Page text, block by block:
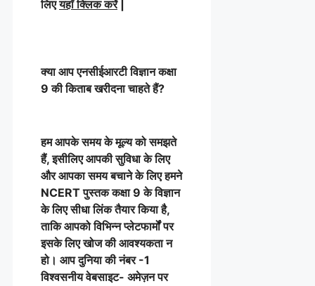
लिएयहाँ क्लिक करेें|
क्या आप एनसीईआरटी विज्ञान कक्षा
9 की किताब खरीदना चाहते हैं?
हम आपके समय के मूल्य को समझते
हैं, इसीलिए आपकी सुविधा के लिए
और आपका समय बचाने के लिए हमने
NCERT पुस्तक कक्षा 9 के विज्ञान
के लिए सीधा लिंक तैयार किया है,
ताकि आपको विभिन्न प्लेटफार्मों पर
इसके लिए खोज की आवश्यकता न
हो। आप दुनिया की नंबर -1
विश्वसनीय वेबसाइट- अमेज़न पर